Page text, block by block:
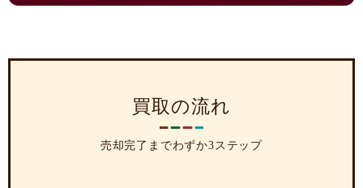
買取の流れ
売却完了までわずか3ステップ